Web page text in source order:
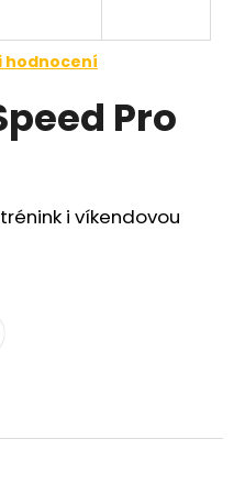
hodnocení
Pro
i víkendovou